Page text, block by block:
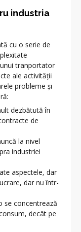
industria
cu o serie de
tranportator
ale activității
probleme și
dezbătută în
de
la nivel
industriei
aspectele, dar
dar nu într-
se concentrează
decât pe